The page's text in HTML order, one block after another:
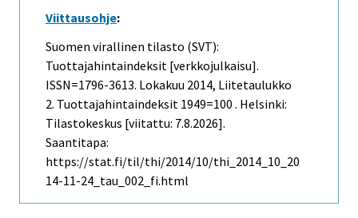
Viittausohje:
Suomen virallinen tilasto (SVT):
Tuottajahintaindeksit [verkkojulkaisu].
ISSN=1796-3613. Lokakuu 2014, Liitetaulukko
2. Tuottajahintaindeksit 1949=100 . Helsinki:
Tilastokeskus [viitattu: 7.8.2026].
Saantitapa:
https://stat.fi/til/thi/2014/10/thi_2014_10_20
14-11-24_tau_002_fi.html